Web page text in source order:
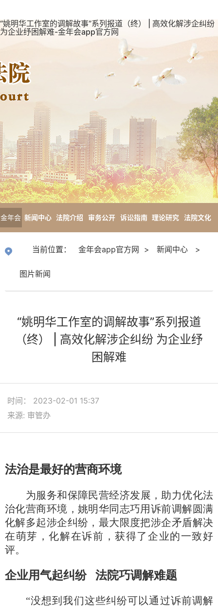
“姚明华工作室的调解故事”系列报道（终） | 高效化解涉企纠纷
为企业纾困解难-金年会app官方网
金年会
方网
新闻中心 法院介绍 审务公开 诉讼指南 理论研究 法院文化
当前位置： 金年会app官方网 > 新闻中心 >
图片新闻
“姚明华工作室的调解故事”系列报道
（终） | 高效化解涉企纠纷 为企业纾
困解难
时间： 2023-02-01 15:37
来源: 审管办
法治是最好的营商环境
为服务和保障民营经济发展，助力优化法
治化营商环境，姚明华同志巧用诉前调解圆满
化解多起涉企纠纷，最大限度把涉企矛盾解决
在萌芽，化解在诉前，获得了企业的一致好
评。
企业用气起纠纷 法院巧调解难题
“没想到我们这些纠纷可以通过诉前调解